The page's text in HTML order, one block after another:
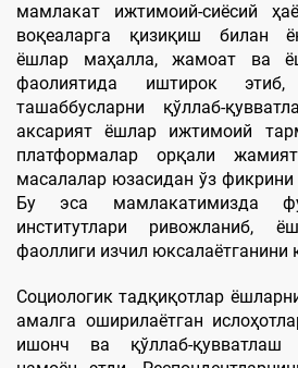
мамлакат ижтимоий-сиёсий
воқеаларга қизиқиш билан
ёшлар маҳалла, жамоат ва
фаолиятида иштирок
ташаббусларни қўллаб-
аксарият ёшлар ижтимоий
платформалар орқали
масалалар юзасидан ўз
Бу эса мамлакатимизда
институтлари ривожланиб,
фаоллиги изчил юксалаётганини
Социологик тадқиқотлар
амалга оширилаётган
ишонч ва қўллаб-қувватлаш